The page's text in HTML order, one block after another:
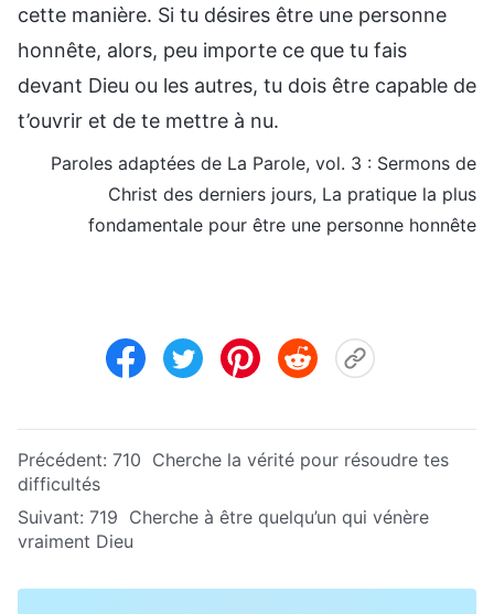
cette manière. Si tu désires être une personne
honnête, alors, peu importe ce que tu fais
devant Dieu ou les autres, tu dois être capable de
t’ouvrir et de te mettre à nu.
Paroles adaptées de La Parole, vol. 3 : Sermons de
Christ des derniers jours, La pratique la plus
fondamentale pour être une personne honnête
Précédent: 710 Cherche la vérité pour résoudre tes
difficultés
Suivant: 719 Cherche à être quelqu’un qui vénère
vraiment Dieu